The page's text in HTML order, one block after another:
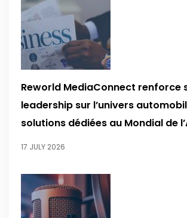
Reworld MediaConnect renforce
leadership sur l’univers
solutions dédiées au Mondial de
17 JULY 2026